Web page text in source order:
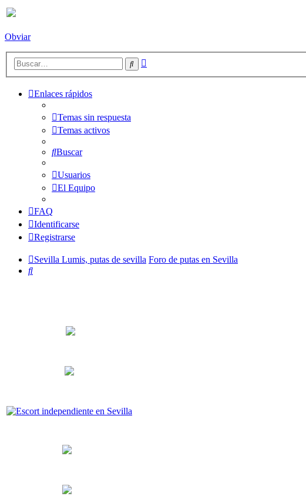
Obviar
Buscar
Enlaces rápidos
Temas sin respuesta
Temas activos
Buscar
Usuarios
El Equipo
FAQ
Identificarse
Registrarse
Sevilla Lumis, putas de sevilla Foro de putas en Sevilla
Buscar